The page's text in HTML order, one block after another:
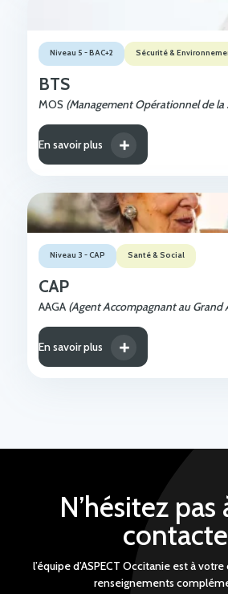
MOS (Management Opérationnel de la
BTS
Niveau 5 - BAC+2 Sécurité &
En savoir plus
AAGA (Agent Accompagnant au Grand
CAP
Niveau 3 - CAP Santé & Social
En savoir plus
N’hésitez pas
l’équipe d’ASPECT Occitanie est à
renseignements